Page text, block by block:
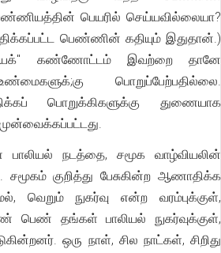
பெயரில் செய்யவில்லையா?
பெண்ணின் கதியும் இதுதான்.)
கண்ணோட்டம் இவற்றை தானே
பொறுப்பேற்பதில்லை.
பொறுக்கிகளுக்கு துணையாக
நடத்தை, சமூக வாழ்வியலின்
குறித்து பேசுகின்ற ஆணாதிக்க
வெறும் நுகர்வு என்ற வரம்புக்குள்,
பெண் தங்கள் பாலியல் நுகர்வுக்குள்,
ஒரு நாள், சில நாட்கள், சிறிது